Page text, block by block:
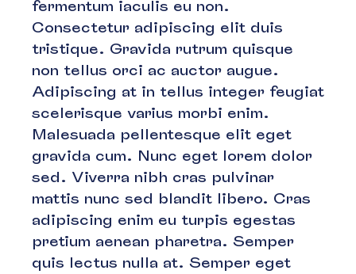
fermentum iaculis eu non.
Consectetur adipiscing elit duis
tristique. Gravida rutrum quisque
non tellus orci ac auctor augue.
Adipiscing at in tellus integer feugiat
scelerisque varius morbi enim.
Malesuada pellentesque elit eget
gravida cum. Nunc eget lorem dolor
sed. Viverra nibh cras pulvinar
mattis nunc sed blandit libero. Cras
adipiscing enim eu turpis egestas
pretium aenean pharetra. Semper
quis lectus nulla at. Semper eget